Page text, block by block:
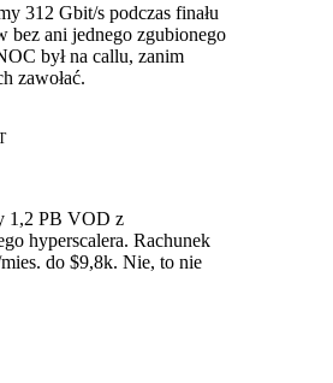
312 Gbit/s podczas finału
bez ani jednego zgubionego
był na callu, zanim
zawołać.
1,2 PB VOD z
hyperscalera. Rachunek
mies. do $9,8k. Nie, to nie